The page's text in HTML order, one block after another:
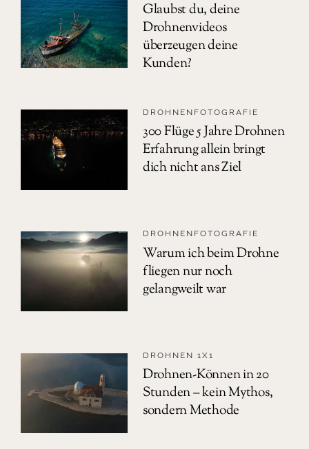
Glaubst du, deine
Drohnenvideos
überzeugen deine
Kunden?
300 Flüge 5 Jahre Drohnen
Erfahrung allein bringt
dich nicht ans Ziel
DROHNENFOTOGRAFIE
Warum ich beim Drohne
fliegen nur noch
gelangweilt war
DROHNENFOTOGRAFIE
Drohnen-Können in 20
Stunden – kein Mythos,
sondern Methode
DROHNEN 1X1